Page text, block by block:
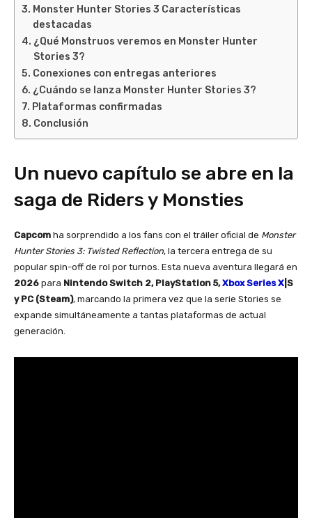
Monster Hunter Stories 3 Características
destacadas
¿Qué Monstruos veremos en Monster Hunter
Stories 3?
Conexiones con entregas anteriores
¿Cuándo se lanza Monster Hunter Stories 3?
Plataformas confirmadas
Conclusión
Un nuevo capítulo se abre en la
saga de Riders y Monsties
Capcom ha sorprendido a los fans con el tráiler oficial de Monster
Hunter Stories 3: Twisted Reflection, la tercera entrega de su
popular spin-off de rol por turnos. Esta nueva aventura llegará en
2026 para Nintendo Switch 2, PlayStation 5,Xbox Series X |S
y PC (Steam), marcando la primera vez que la serie Stories se
expande simultáneamente a tantas plataformas de actual
generación.